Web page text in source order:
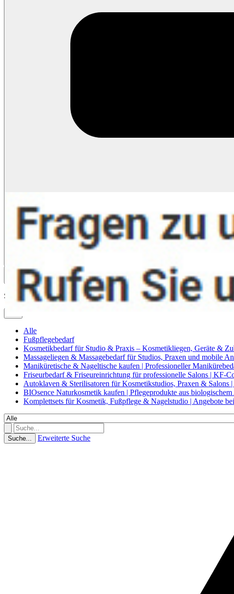
Suche
Alle
Fußpflegebedarf
Kosmetikbedarf für Studio & Praxis – Kosmetikliegen, Geräte &
Massageliegen & Massagebedarf für Studios, Praxen und mobile
Maniküretische & Nageltische kaufen | Professioneller
Friseurbedarf & Friseureinrichtung für professionelle Salons | KF-
Autoklaven & Sterilisatoren für Kosmetikstudios, Praxen & Salons
BIOsence Naturkosmetik kaufen | Pflegeprodukte aus biologischem
Komplettsets für Kosmetik, Fußpflege & Nagelstudio | Angebote
Suche... Erweiterte Suche